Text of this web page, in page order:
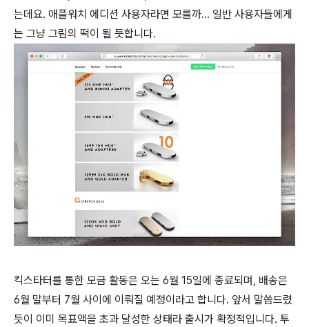
는데요. 애플워치 에디션 사용자라면 모를까... 일반 사용자들에게
는 그냥 그림의 떡이 될 듯합니다.
킥스타터를 통한 모금 활동은 오는 6월 15일에 종료되며, 배송은
6월 말부터 7월 사이에 이뤄질 예정이라고 합니다. 앞서 말씀드렸
듯이 이미 목표액을 초과 달성한 상태라 출시가 확정적입니다. 투